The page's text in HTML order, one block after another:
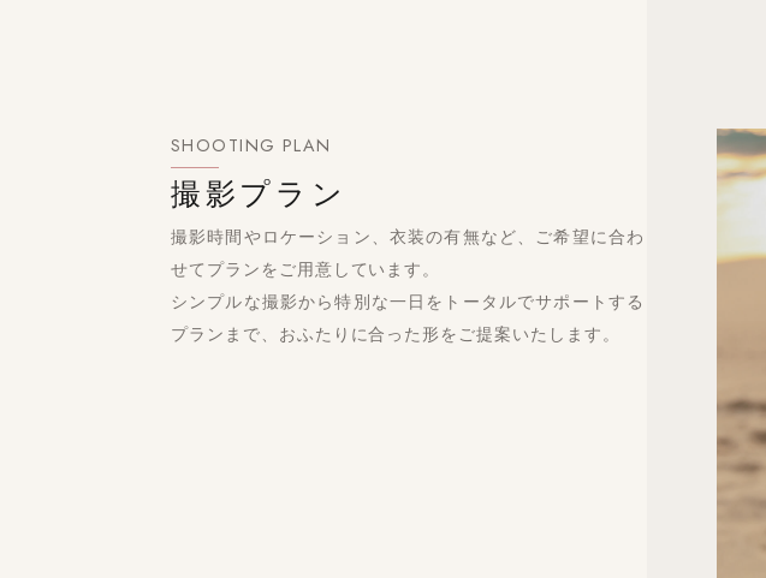
SHOOTING PLAN
撮影プラン
撮影時間やロケーション、衣装の有無など、ご希望に合わ
せてプランをご用意しています。
シンプルな撮影から特別な一日をトータルでサポートする
プランまで、おふたりに合った形をご提案いたします。